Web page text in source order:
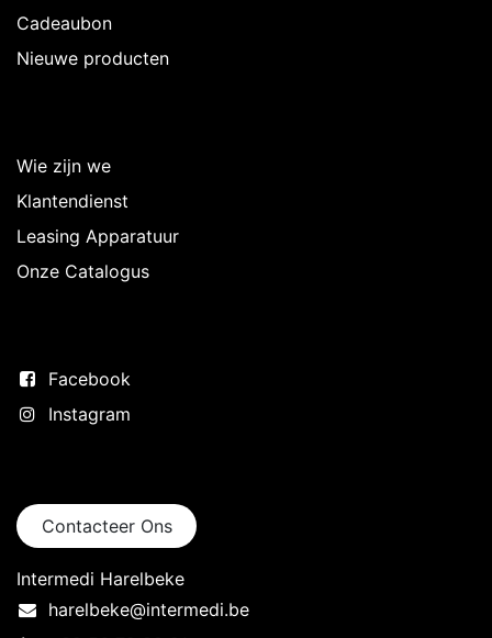
Cadeaubon
Nieuwe producten
Wie zijn we
Klantendienst
Leasing Apparatuur
Onze Catalogus
Facebook
Instagram
Contacteer Ons
Intermedi Harelbeke
harelbeke@intermedi.be